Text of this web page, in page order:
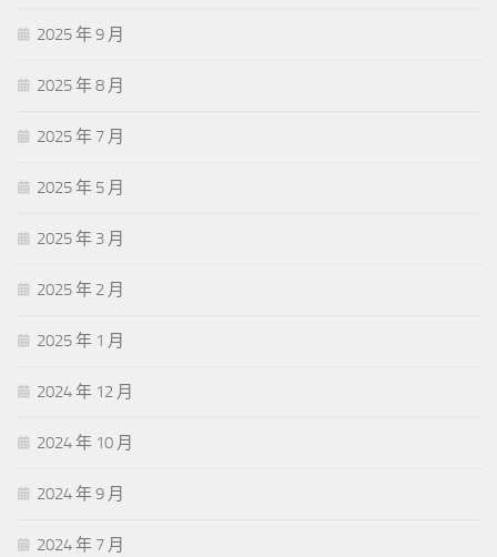
2025 年 9 月
2025 年 8 月
2025 年 7 月
2025 年 5 月
2025 年 3 月
2025 年 2 月
2025 年 1 月
2024 年 12 月
2024 年 10 月
2024 年 9 月
2024 年 7 月